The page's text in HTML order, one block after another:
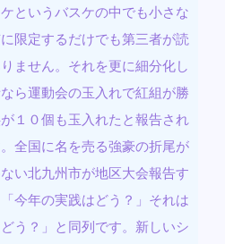
というバスケの中でも小さな
限定するだけでも第三者が読
ません。それを更に細分化し
ら運動会の玉入れで紅組が勝
１０個も玉入れたと報告され
全国に名を売る強豪の折尾が
い北九州市が地区大会報告す
今年の実践はどう？」それは
どう？」と同列です。新しいシ